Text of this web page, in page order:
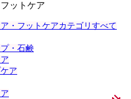
ットケア
・フットケアカテゴリすべて
・石鹸
ア